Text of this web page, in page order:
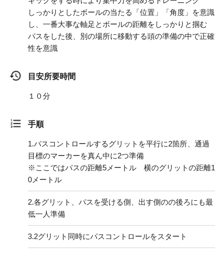
しっかりとしたボールの当たる「位置」「角度」を意識
し、一番大事な軸足とボールの距離をしっかりと掴む
パスをした後、別の場所に移動する頭の準備の中で正確
性を意識
目安所要時間
１０分
手順
1.パスコントロールするグリットを平行に2箇所、通過
目標のマーカーを真ん中に2つ準備
※ここではパスの距離5メートル 横のグリットの距離1
0メートル
2.各グリット、パスを受ける側、出す側のの後ろにも最
低一人準備
3.2グリット同時にパスコントロールをスタート